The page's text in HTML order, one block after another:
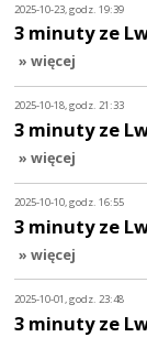
2025-10-23, godz. 19:39
3 minuty ze
» więcej
2025-10-18, godz. 21:33
3 minuty ze
» więcej
2025-10-10, godz. 16:55
3 minuty ze
» więcej
2025-10-01, godz. 23:48
3 minuty ze